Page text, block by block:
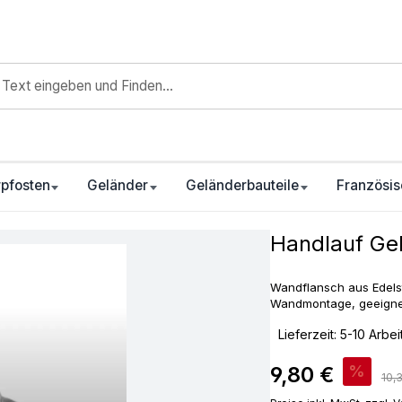
Geländer Geländerbauteile
Handlauf
Wandflansch aus
Wandmontage,
Lieferzeit: 5-10
Verkaufspreis:
9,80 € %